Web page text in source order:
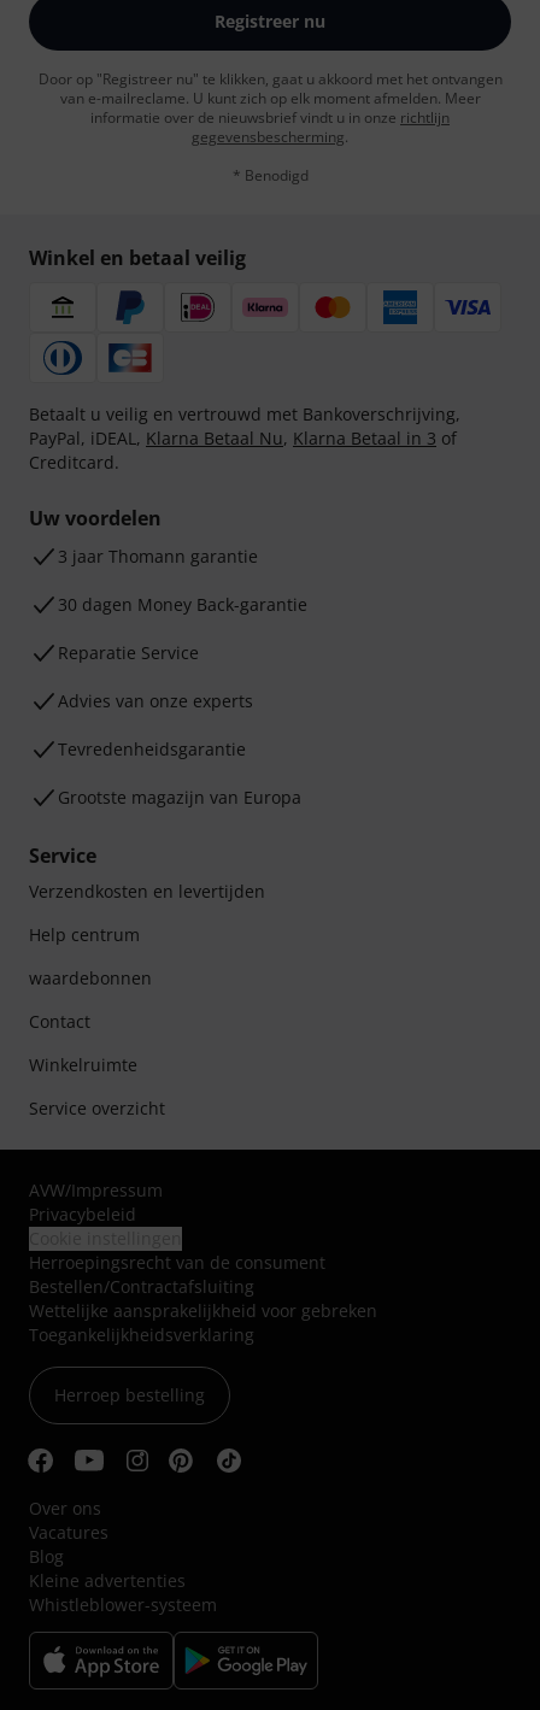
Registreer nu
Door op "Registreer nu" te klikken, gaat u akkoord met het ontvangen
van e-mailreclame. U kunt zich op elk moment afmelden. Meer
informatie over de nieuwsbrief vindt u in onze richtlijn
gegevensbescherming.
* Benodigd
Winkel en betaal veilig
Betaalt u veilig en vertrouwd met Bankoverschrijving,
PayPal, iDEAL, Klarna Betaal Nu, Klarna Betaal in 3 of
Creditcard.
Uw voordelen
3 jaar Thomann garantie
30 dagen Money Back-garantie
Reparatie Service
Advies van onze experts
Tevredenheidsgarantie
Grootste magazijn van Europa
Service
Verzendkosten en levertijden
Help centrum
waardebonnen
Contact
Winkelruimte
Service overzicht
AVW/Impressum
Privacybeleid
Herroepingsrecht van de consument
Bestellen/Contractafsluiting
Wettelijke aansprakelijkheid voor gebreken
Toegankelijkheidsverklaring
Herroep bestelling
Over ons
Vacatures
Blog
Kleine advertenties
Whistleblower-systeem